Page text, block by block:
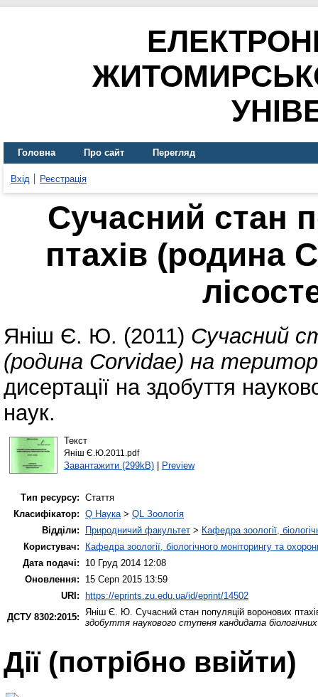
Головна Про сайт Перегляд
Вхід Реєстрація
Сучасний стан
птахів (родина
Яніш Є. Ю. (2011) Сучасний
(родина Corvidae) на
дисертації на здобуття
наук.
Текст
Яніш Є.Ю.2011.pdf
Завантажити (299kB)| Preview
Тип ресурсу: Стаття
Класифікатор: Q Наука> QL Зоологія
Відділи:
Природничий факультет > Кафедра зоології,
Користувач:
Кафедра зоології, біологічного моніторингу та
Дата подачі:
10 Груд 2014 12:08
Оновлення:
15 Серп 2015 13:59
URI:
https://eprints.zu.edu.ua/id/eprint/14502
ДСТУ 8302:2015: Яніш Є. Ю. Сучасний стан популяцій воронових
здобуття наукового ступеня кандидата
Дії ​​(потрібно ввійти)